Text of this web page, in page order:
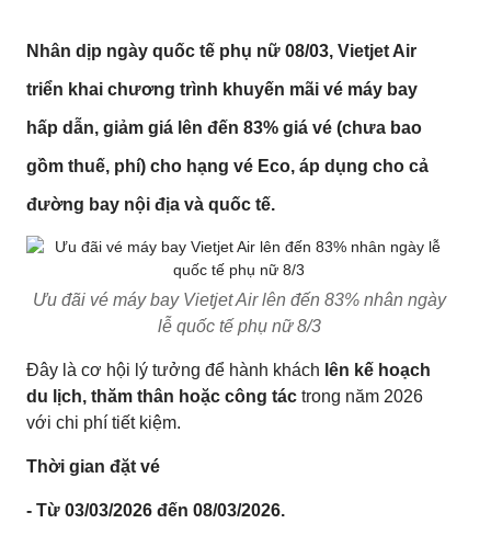
Nhân dịp ngày quốc tế phụ nữ 08/03, Vietjet Air
triển khai chương trình khuyến mãi vé máy bay
hấp dẫn, giảm giá lên đến 83% giá vé (chưa bao
gồm thuế, phí) cho hạng vé Eco, áp dụng cho cả
đường bay nội địa và quốc tế.
Ưu đãi vé máy bay Vietjet Air lên đến 83% nhân ngày
lễ quốc tế phụ nữ 8/3
Đây là cơ hội lý tưởng để hành khách lên kế hoạch
du lịch, thăm thân hoặc công tác trong năm 2026
với chi phí tiết kiệm.
Thời gian đặt vé
- Từ 03/03/2026 đến 08/03/2026.